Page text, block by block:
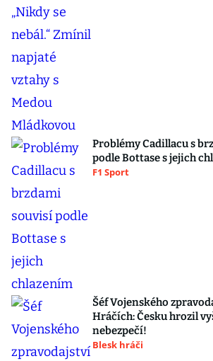
Problémy Cadillacu s
podle Bottase s jejich
F1 Sport
Šéf Vojenského
Hráčích: Česku hrozil
nebezpečí!
Blesk hráči